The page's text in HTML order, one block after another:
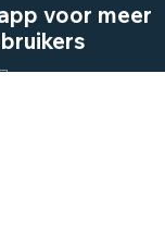
voor meer